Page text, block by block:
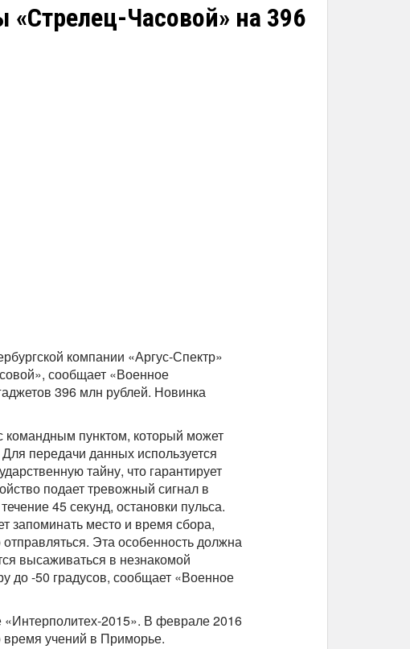
Часовой» на 396
компании «Аргус-Спектр»
сообщает «Военное
396 млн рублей. Новинка
командным пунктом, который может
передачи данных используется
тайну, что гарантирует
подает тревожный сигнал в
45 секунд, остановки пульса.
запоминать место и время сбора,
Эта особенность должна
высаживаться в незнакомой
до -50 градусов, сообщает «Военное
2015». В феврале 2016
время учений в Приморье.